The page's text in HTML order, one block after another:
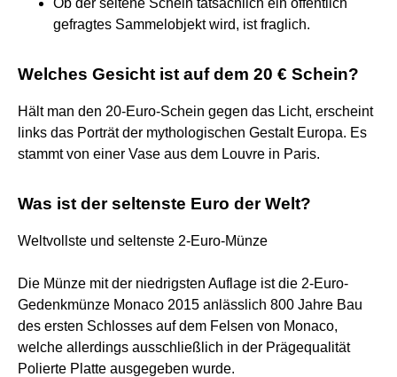
gefragtes Sammelobjekt wird, ist fraglich.
Welches Gesicht ist auf dem 20 € Schein?
Hält man den 20-Euro-Schein gegen das Licht, erscheint
links das Porträt der mythologischen Gestalt Europa. Es
stammt von einer Vase aus dem Louvre in Paris.
Was ist der seltenste Euro der Welt?
Weltvollste und seltenste 2-Euro-Münze
Die Münze mit der niedrigsten Auflage ist die 2-Euro-
Gedenkmünze Monaco 2015 anlässlich 800 Jahre Bau
des ersten Schlosses auf dem Felsen von Monaco,
welche allerdings ausschließlich in der Prägequalität
Polierte Platte ausgegeben wurde.